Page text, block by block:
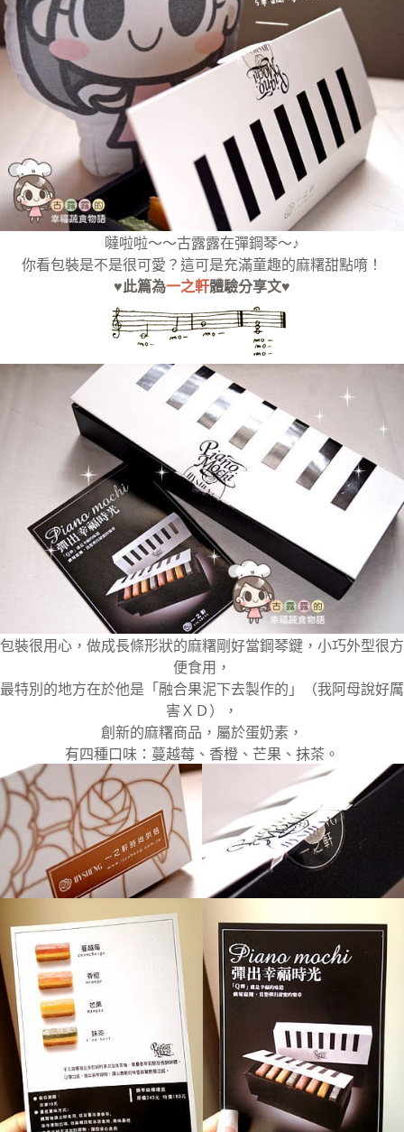
噠啦啦～～古露露在彈鋼琴～♪
你看包裝是不是很可愛？這可是充滿童趣的麻糬甜點唷！
♥此篇為一之軒體驗分享文♥
包裝很用心，做成長條形狀的麻糬剛好當鋼琴鍵，小巧外型很方
便食用，
最特別的地方在於他是「融合果泥下去製作的」（我阿母說好厲
害ＸＤ），
創新的麻糬商品，屬於蛋奶素，
有四種口味：蔓越莓、香橙、芒果、抹茶。